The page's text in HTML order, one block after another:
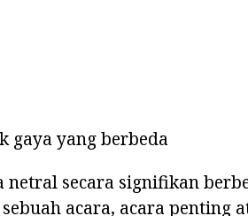
gaya yang berbeda
netral secara signifikan
acara, acara penting